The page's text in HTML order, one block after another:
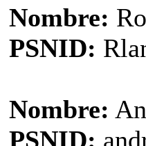
Nombre:
PSNID:
Nombre:
PSNID: